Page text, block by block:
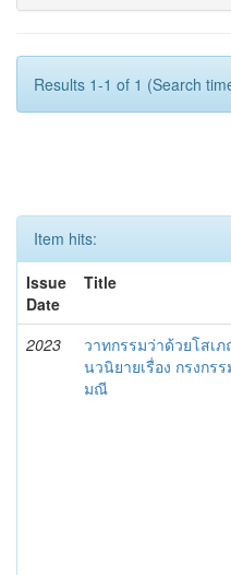
Results 1-1 of 1 (Search
Item hits:
Issue
Date
Title
2023
วาทกรรมว่าด้วยโสเ
นวนิยายเรื่อง กรงกร
มณี